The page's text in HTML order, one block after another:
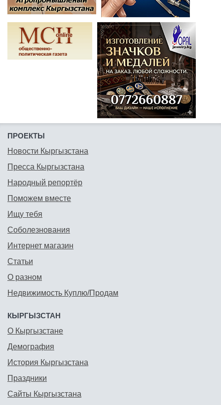
ПРОЕКТЫ
Новости Кыргызстана
Пресса Кыргызстана
Народный репортёр
Поможем вместе
Ищу тебя
Соболезнования
Интернет магазин
Статьи
О разном
Недвижимость Куплю/Продам
КЫРГЫЗСТАН
О Кыргызстане
Демография
История Кыргызстана
Праздники
Сайты Кыргызстана